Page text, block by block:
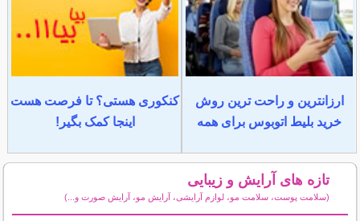
ارزانترین و راحت ترین روش
خرید بلیط اتوبوس برای همه
کنکوری هستی؟ تا فرصت هست
اینجا کمک بگیر!
تازه های آرایش و زیبایی
(سلامت پوست، سلامت مو، لوازم آرایشی، آرایش مو، آرایش صورت و...)